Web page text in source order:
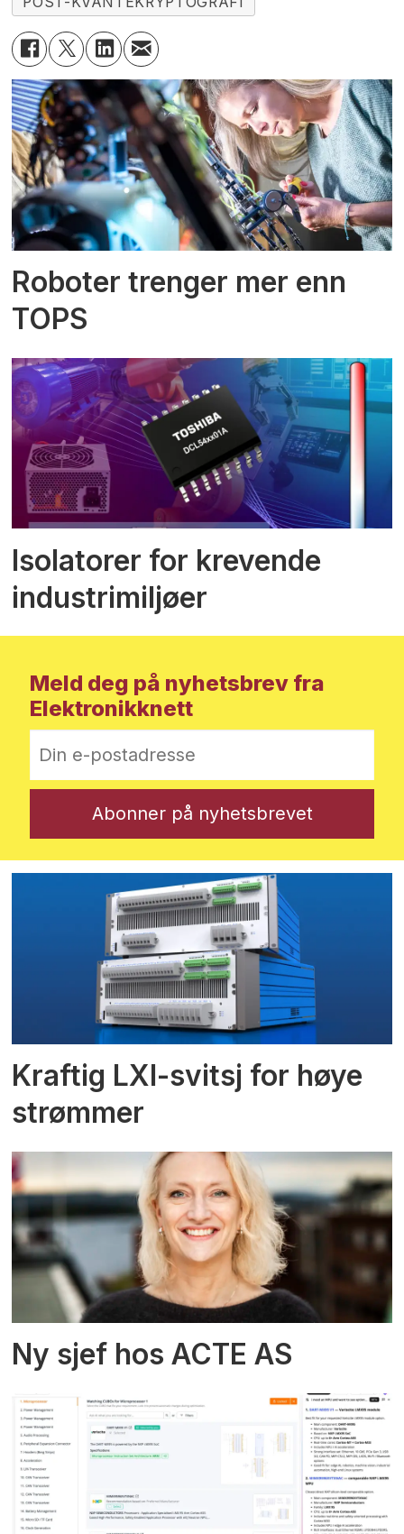
Roboter trenger mer enn
TOPS
Isolatorer for krevende
industrimiljøer
Meld deg på nyhetsbrev fra
Elektronikknett
Kraftig LXI-svitsj for høye
strømmer
Ny sjef hos ACTE AS